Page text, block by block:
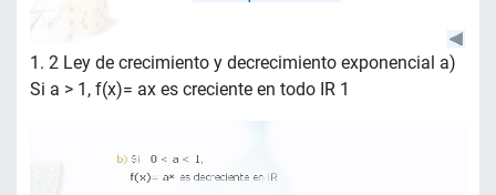
1. 2 Ley de crecimiento y decrecimiento exponencial a)
Si a > 1, f(x)= ax es creciente en todo IR 1